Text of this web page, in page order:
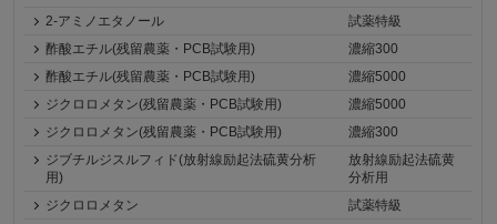
2-アミノエタノール
試薬特級
酢酸エチル(残留農薬・PCB試験用)
濃縮300
酢酸エチル(残留農薬・PCB試験用)
濃縮5000
ジクロロメタン(残留農薬・PCB試験用)
濃縮5000
ジクロロメタン(残留農薬・PCB試験用)
濃縮300
ジブチルジスルフィド(放射線励起法硫黄分析
用)
放射線励起法硫黄
分析用
ジクロロメタン
試薬特級